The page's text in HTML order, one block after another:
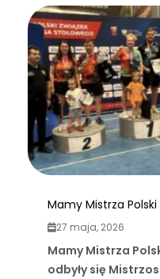
Mamy Mistrza Polski
27 maja, 2026
Mamy Mistrza
odbyły się